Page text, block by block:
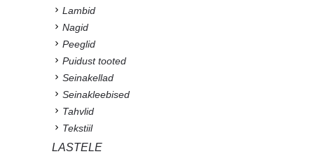
Lambid
Nagid
Peeglid
Puidust tooted
Seinakellad
Seinakleebised
Tahvlid
Tekstiil
LASTELE